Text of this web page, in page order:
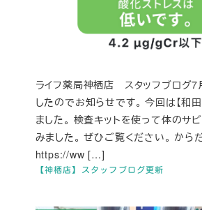
【神栖店】スタッフブログ更新
ライフ薬局神栖店 スタッフブログ7
したのでお知らせです。 今回は【和
ました。 検査キットを使って体のサ
みました。 ぜひご覧ください。 から
https://ww […]